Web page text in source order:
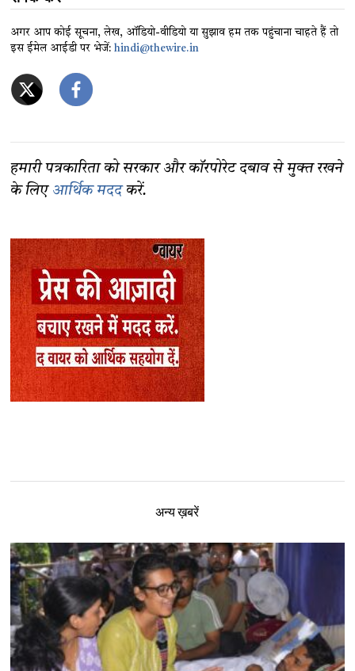
अगर आप कोई सूचना, लेख, ऑडियो-वीडियो या सुझाव हम तक पहुंचाना चाहते हैं तो
इस ईमेल आईडी पर भेजें:hindi@thewire.in
हमारी पत्रकारिता को सरकार और कॉरपोरेट दबाव से मुक्त रखने
के लिए आर्थिक मददकरें.
अन्य ख़बरें